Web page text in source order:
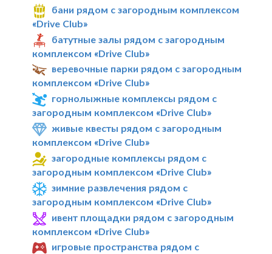
бани рядом с загородным комплексом
«Drive Club»
батутные залы рядом с загородным
комплексом «Drive Club»
веревочные парки рядом с загородным
комплексом «Drive Club»
горнолыжные комплексы рядом с
загородным комплексом «Drive Club»
живые квесты рядом с загородным
комплексом «Drive Club»
загородные комплексы рядом с
загородным комплексом «Drive Club»
зимние развлечения рядом с
загородным комплексом «Drive Club»
ивент площадки рядом с загородным
комплексом «Drive Club»
игровые пространства рядом с